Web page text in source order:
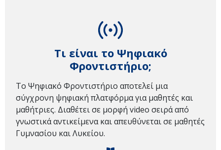
Τι είναι το Ψηφιακό
Φροντιστήριο;
Το Ψηφιακό Φροντιστήριο αποτελεί μια
σύγχρονη ψηφιακή πλατφόρμα για μαθητές και
μαθήτριες. Διαθέτει σε μορφή video σειρά από
γνωστικά αντικείμενα και απευθύνεται σε μαθητές
Γυμνασίου και Λυκείου.